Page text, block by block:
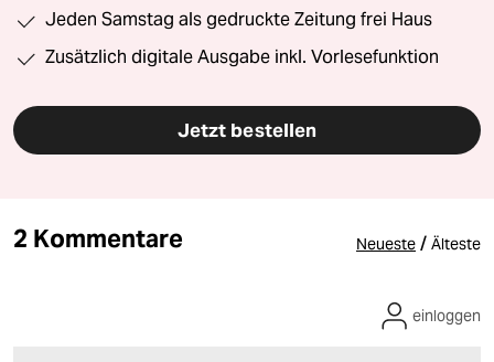
Jeden Samstag als gedruckte Zeitung frei Haus
Zusätzlich digitale Ausgabe inkl. Vorlesefunktion
Jetzt bestellen
2 Kommentare Neueste / Älteste
einloggen